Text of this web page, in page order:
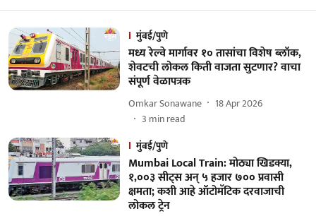
मुंबई/पुणे
मध्य रेल्वे मार्गावर १० तासांचा विशेष ब्लॉक,
शेवटची लोकल किती वाजता सुटणार? वाचा
संपूर्ण वेळापत्रक
Omkar Sonawane
18 Apr 2026
3 min read
मुंबई/पुणे
Mumbai Local Train: मोठ्या खिडक्या,
१,००३ सीट्स अन् ५ हजार ७०० प्रवासी
क्षमता; कशी आहे ऑटोमॅटिक दरवाजाची
लोकल ट्रेन